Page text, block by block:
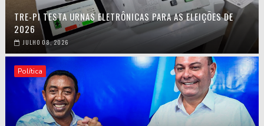
TRE-PI TESTA URNAS ELETRÔNICAS PARA AS ELEIÇÕES DE
2026
JULHO 08, 2026
Política